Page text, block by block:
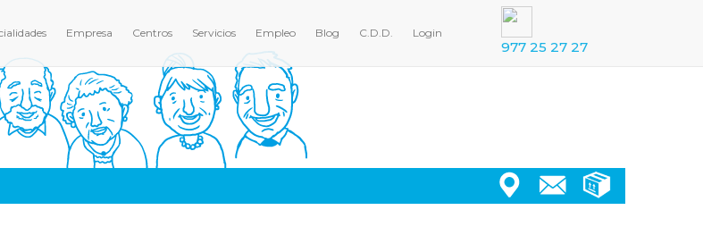
Empresa Centros Servicios Empleo Blog C.D.D. Login
977 25 27 27